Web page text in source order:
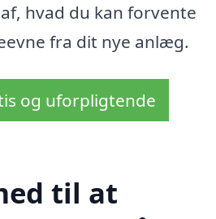
hvad du kan forvente
fra dit nye anlæg.
og uforpligtende
til at